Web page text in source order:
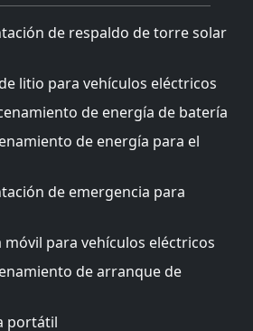
de respaldo de torre solar
litio para vehículos eléctricos
de energía de batería
de energía para el
de emergencia para
móvil para vehículos eléctricos
de arranque de
portátil